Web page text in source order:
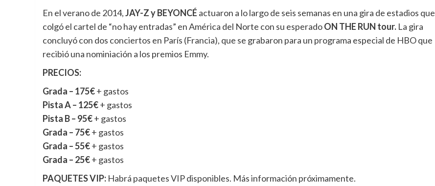
En el verano de 2014,JAY-Z y BEYONCÉ actuaron a lo largo de seis semanas en una gira de estadios que
colgó el cartel de “no hay entradas” en América del Norte con su esperadoON THE RUN tour. La gira
concluyó con dos conciertos en París (Francia), que se grabaron para un programa especial de HBO que
recibió una nominiación a los premios Emmy.
PRECIOS:
Grada – 175€+ gastos
Pista A – 125€+ gastos
Pista B – 95€+ gastos
Grada – 75€+ gastos
Grada – 55€+ gastos
Grada – 25€+ gastos
PAQUETES VIP: Habrá paquetes VIP disponibles. Más información próximamente.